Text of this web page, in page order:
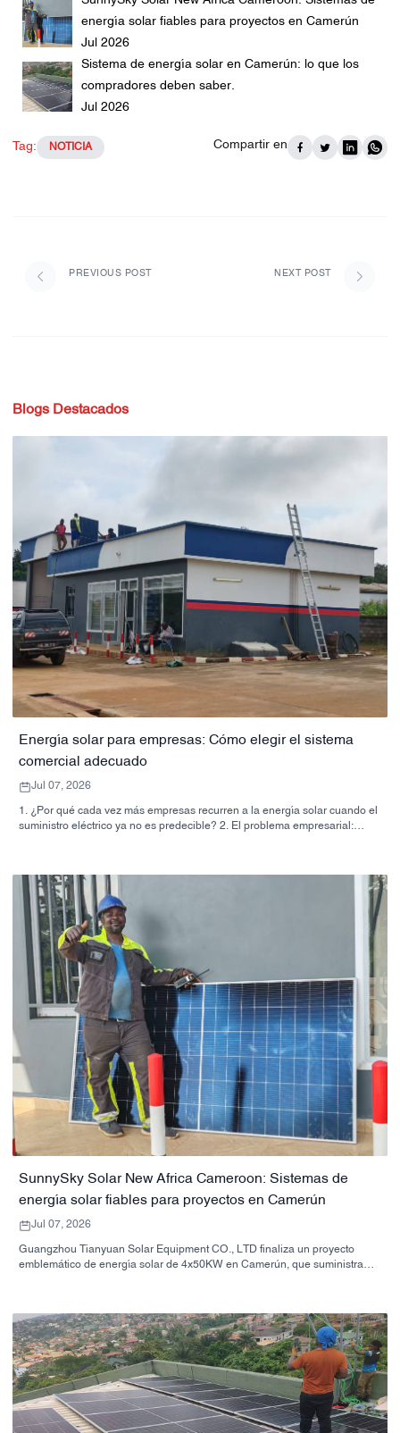
energía solar fiables para proyectos en Camerún
Jul 2026
Sistema de energía solar en Camerún: lo que los
compradores deben saber.
Jul 2026
Tag: NOTICIA Compartir en
PREVIOUS POST NEXT POST
Blogs Destacados
Energía solar para empresas: Cómo elegir el sistema
comercial adecuado
Jul 07, 2026
1. ¿Por qué cada vez más empresas recurren a la energía solar cuando el
suministro eléctrico ya no es predecible? 2. El problema empresarial:
Por qué la capacidad del proveedor es tan importante como el hardware.
6. Errores comunes de los compradores que ralentizan los proyectos 7.
Próximos pasos prácticos para un equipo de abastecimiento 8. Preguntas
frecuentes
SunnySky Solar New Africa Cameroon: Sistemas de
energía solar fiables para proyectos en Camerún
Jul 07, 2026
Guangzhou Tianyuan Solar Equipment CO., LTD finaliza un proyecto
emblemático de energía solar de 4x50KW en Camerún, que suministra